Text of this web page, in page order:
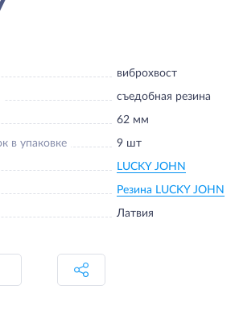
виброхвост
съедобная резина
62 мм
в упаковке 9 шт
LUCKY JOHN
Резина LUCKY JOHN
Латвия